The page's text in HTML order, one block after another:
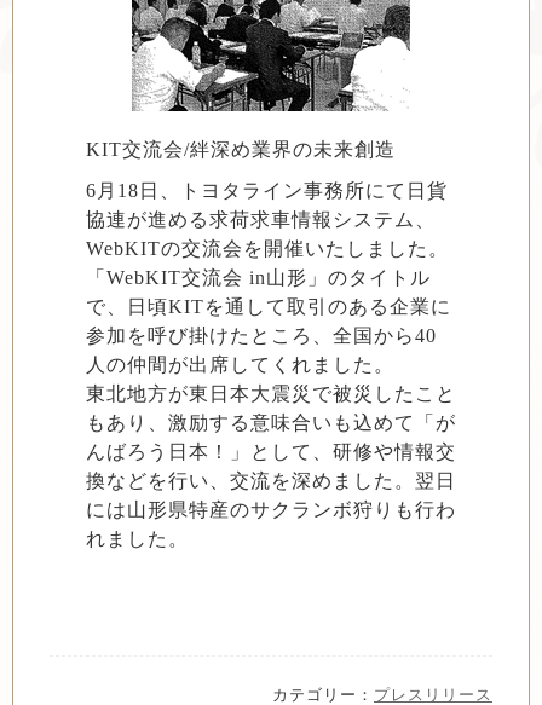
KIT交流会/絆深め業界の未来創造
6月18日、トヨタライン事務所にて日貨
協連が進める求荷求車情報システム、
WebKITの交流会を開催いたしました。
「WebKIT交流会 in山形」のタイトル
で、日頃KITを通して取引のある企業に
参加を呼び掛けたところ、全国から40
人の仲間が出席してくれました。
東北地方が東日本大震災で被災したこと
もあり、激励する意味合いも込めて「が
んばろう日本！」として、研修や情報交
換などを行い、交流を深めました。翌日
には山形県特産のサクランボ狩りも行わ
れました。
カテゴリー： プレスリリース